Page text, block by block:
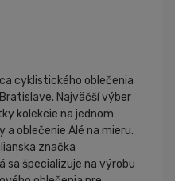
cyklistického oblečenia
Najväčší výber
kolekcie na jednom
a oblečenie Alé na mieru.
značka
sa špecializuje na výrobu